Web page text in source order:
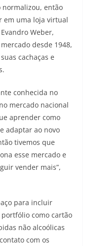
normalizou, então
em uma loja virtual
Weber,
desde 1948,
cachaças e
conhecida no
mercado nacional
aprender como
adaptar ao novo
tivemos que
esse mercado e
vender mais”,
para incluir
como cartão
não alcoólicas
com os